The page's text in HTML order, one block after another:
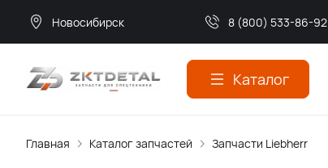
Новосибирск 8 (800) 533-86-92
Каталог
Главная Каталог запчастей Запчасти Liebherr